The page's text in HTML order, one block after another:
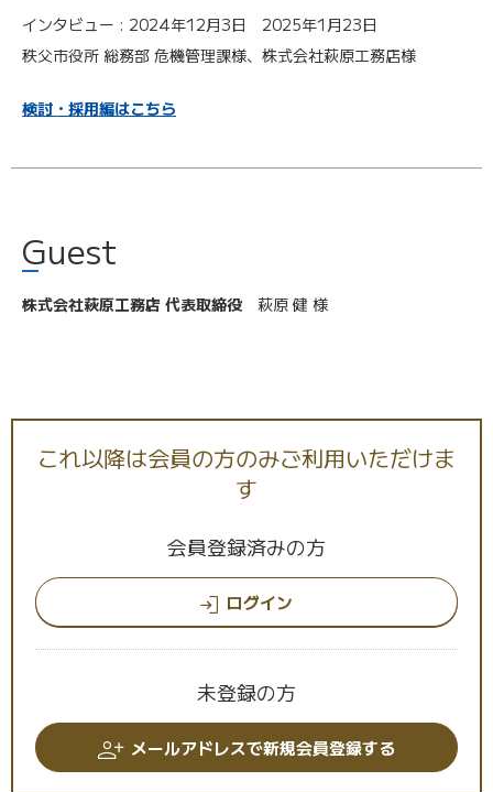
インタビュー : 2024年12月3日
2025年1月23日
秩父市役所 総務部 危機管理課様、株式会社萩原工務店様
検討・採用編はこちら
Guest
株式会社萩原工務店 代表取締役萩原 健 様
———初めに萩原工務店様について教えてくだ
さい
萩原様: 私どもは主に秩父市を中心に公共事業の工事を請けてお
ります。その中でも、土木工事、水道工事、舗装工事等をメイン
常々、工事内容に不適切なことがないよう、また工期設計など、
関係の方に十分なものを提供できるように心掛けて工事をしてお
これ以降は会員の方のみご利用いただけま
す
会員登録済みの方
ログイン
未登録の方
メールアドレスで新規会員登録する